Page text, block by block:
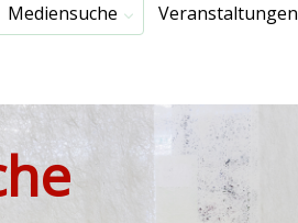
Mediensuche
Veranstaltungen